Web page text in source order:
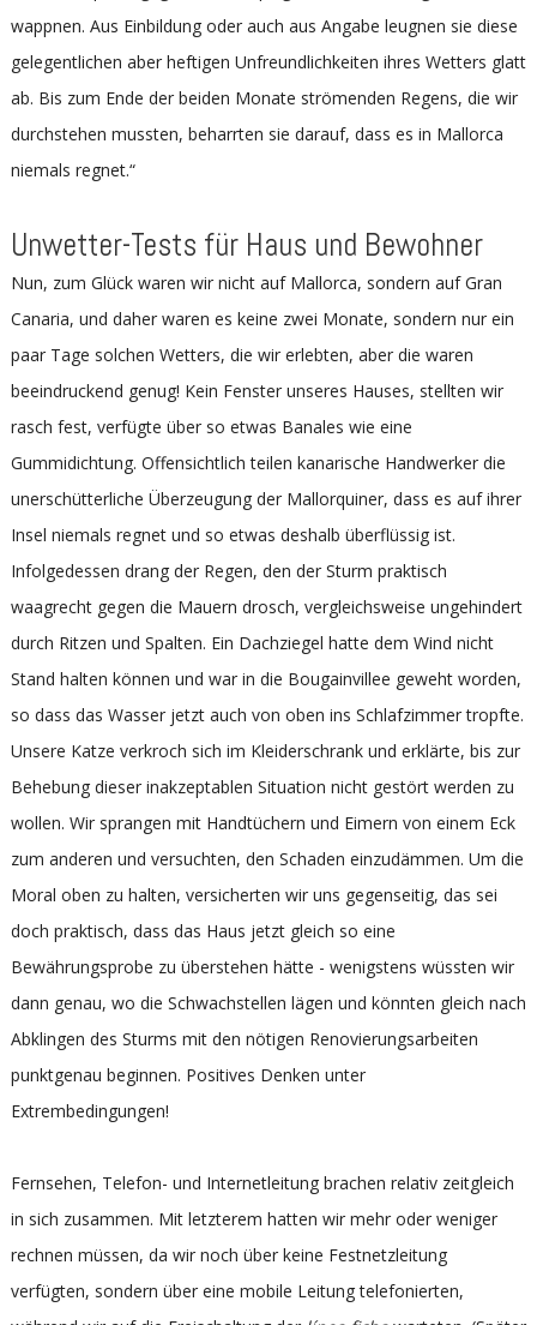
wappnen. Aus Einbildung oder auch aus Angabe leugnen sie diese
gelegentlichen aber heftigen Unfreundlichkeiten ihres Wetters glatt
ab. Bis zum Ende der beiden Monate strömenden Regens, die wir
durchstehen mussten, beharrten sie darauf, dass es in Mallorca
niemals regnet.“
Unwetter-Tests für Haus und Bewohner
Nun, zum Glück waren wir nicht auf Mallorca, sondern auf Gran
Canaria, und daher waren es keine zwei Monate, sondern nur ein
paar Tage solchen Wetters, die wir erlebten, aber die waren
beeindruckend genug! Kein Fenster unseres Hauses, stellten wir
rasch fest, verfügte über so etwas Banales wie eine
Gummidichtung. Offensichtlich teilen kanarische Handwerker die
unerschütterliche Überzeugung der Mallorquiner, dass es auf ihrer
Insel niemals regnet und so etwas deshalb überflüssig ist.
Infolgedessen drang der Regen, den der Sturm praktisch
waagrecht gegen die Mauern drosch, vergleichsweise ungehindert
durch Ritzen und Spalten. Ein Dachziegel hatte dem Wind nicht
Stand halten können und war in die Bougainvillee geweht worden,
so dass das Wasser jetzt auch von oben ins Schlafzimmer tropfte.
Unsere Katze verkroch sich im Kleiderschrank und erklärte, bis zur
Behebung dieser inakzeptablen Situation nicht gestört werden zu
wollen. Wir sprangen mit Handtüchern und Eimern von einem Eck
zum anderen und versuchten, den Schaden einzudämmen. Um die
Moral oben zu halten, versicherten wir uns gegenseitig, das sei
doch praktisch, dass das Haus jetzt gleich so eine
Bewährungsprobe zu überstehen hätte - wenigstens wüssten wir
dann genau, wo die Schwachstellen lägen und könnten gleich nach
Abklingen des Sturms mit den nötigen Renovierungsarbeiten
punktgenau beginnen. Positives Denken unter
Extrembedingungen!
Fernsehen, Telefon- und Internetleitung brachen relativ zeitgleich
in sich zusammen. Mit letzterem hatten wir mehr oder weniger
rechnen müssen, da wir noch über keine Festnetzleitung
verfügten, sondern über eine mobile Leitung telefonierten,